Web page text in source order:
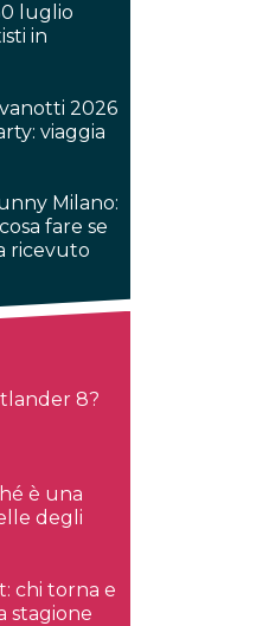
luglio
in
2026
viaggia
Milano:
fare se
ricevuto
8?
è una
degli
chi torna e
stagione